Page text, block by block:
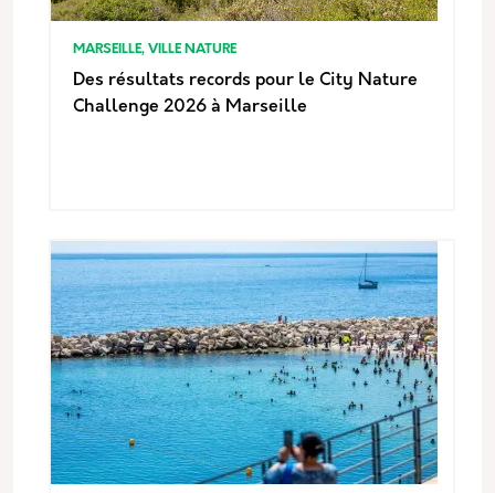
MARSEILLE, VILLE NATURE
Des résultats records pour le City Nature
Challenge 2026 à Marseille